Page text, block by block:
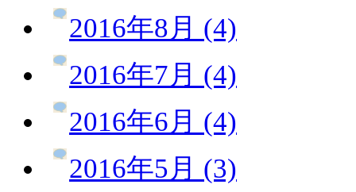
2016年8月 (4)
2016年7月 (4)
2016年6月 (4)
2016年5月 (3)